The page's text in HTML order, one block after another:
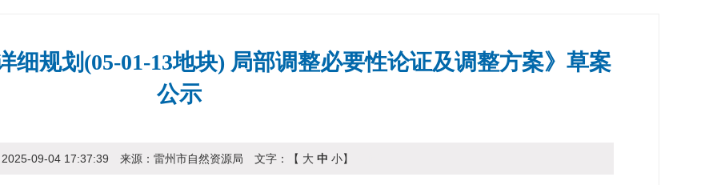
细规划(05-01-13地块) 局部调整必要性论证及调整方案》草案
公示
2025-09-04 17:37:39 来源： 雷州市自然资源局 文字：【 大 中 小】